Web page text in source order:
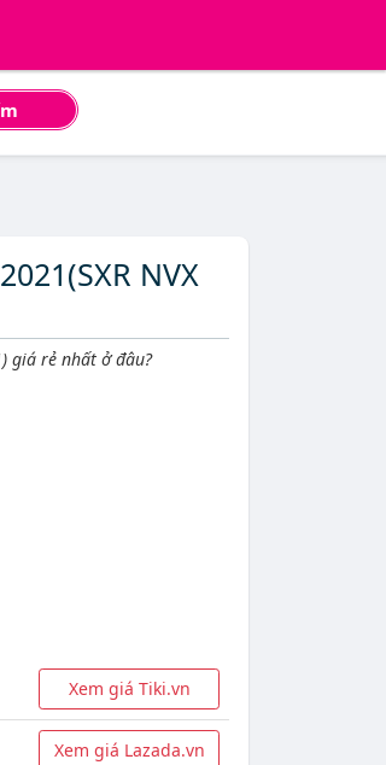
NVX
giá rẻ nhất ở đâu?
Xem giá Tiki.vn
Xem giá Lazada.vn